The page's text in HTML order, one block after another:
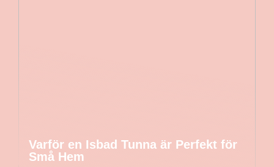
Varför en Isbad Tunna är Perfekt för
Små Hem